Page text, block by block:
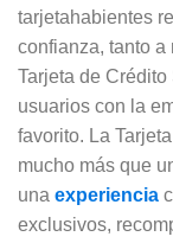
tarjetahabientes
confianza, tanto
Tarjeta de
usuarios con la
favorito. La
mucho más que
una experiencia
exclusivos,